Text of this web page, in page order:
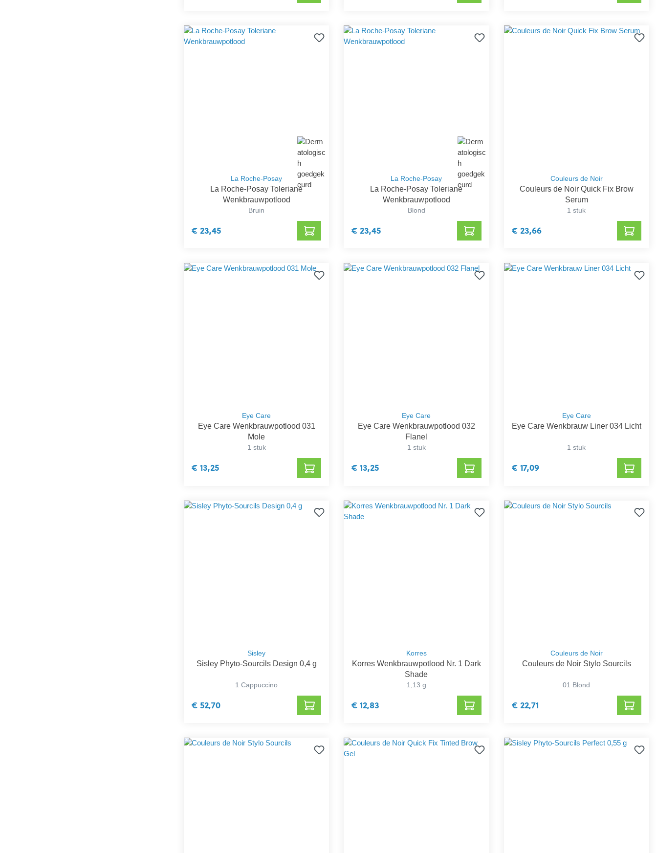
La Roche-Posay
La Roche-Posay Toleriane
Wenkbrauwpotlood
Bruin
€ 23,45
La Roche-Posay
La Roche-Posay Toleriane
Wenkbrauwpotlood
Blond
€ 23,45
Couleurs de Noir
Couleurs de Noir Quick Fix Brow
Serum
1 stuk
€ 23,66
Eye Care
Eye Care Wenkbrauwpotlood 031
Mole
1 stuk
€ 13,25
Eye Care
Eye Care Wenkbrauwpotlood 032
Flanel
1 stuk
€ 13,25
Eye Care
Eye Care Wenkbrauw Liner 034 Licht
1 stuk
€ 17,09
Sisley
Sisley Phyto-Sourcils Design 0,4 g
1 Cappuccino
€ 52,70
Korres
Korres Wenkbrauwpotlood Nr. 1 Dark
Shade
1,13 g
€ 12,83
Couleurs de Noir
Couleurs de Noir Stylo Sourcils
01 Blond
€ 22,71